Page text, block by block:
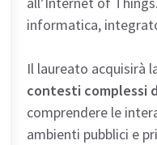
informatica,
Il laureato acquisirà
contesti complessi
comprendere le
ambienti pubblici e